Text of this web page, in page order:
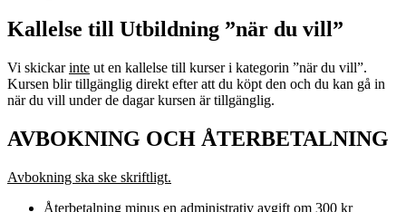
Kallelse till Utbildning ”när du vill”
Vi skickarinte ut en kallelse till kurser i kategorin ”när du vill”.
Kursen blir tillgänglig direkt efter att du köpt den och du kan gå in
när du vill under de dagar kursen är tillgänglig.
AVBOKNING OCH ÅTERBETALNING
Avbokning ska ske skriftligt.
Återbetalning minus en administrativ avgift om 300 kr